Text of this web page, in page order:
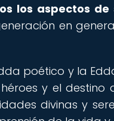
los aspectos de
en
poético y la
y el destino
divinas y